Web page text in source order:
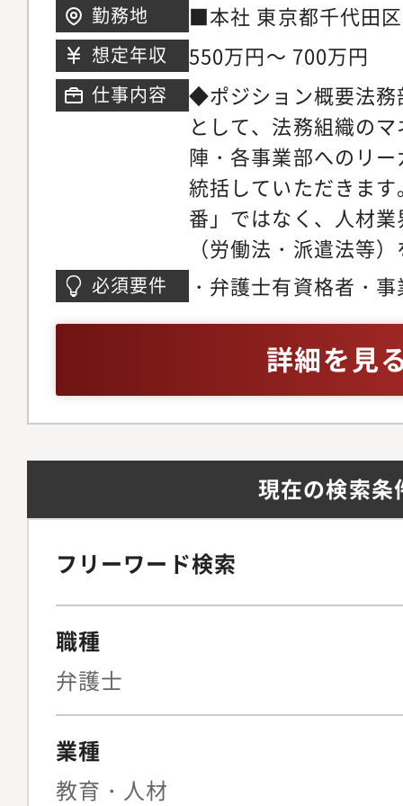
勤務地
■本社 東京都千代田
際ビル3階
想定年収 550万円～ 700万円
仕事内容
◆ポジション概要法務
として、法務組織の
陣・各事業部へのリ
統括していただきま
番」ではなく、人材
（労働法・派遣法等
事業成長とガバナン
備を見据えた組織体
法務の観点から経営
プライアンス文化を
る牽引役を担ってい
ジメント・法務戦略
ト（メンバーの育成
理）全社的なリーガ
よび中長期的な法務
の折衝・連携および
営陣に対する法的論
必須要件
・弁護士有資格者・
渉経験・日本語ビジ
中国語レベルは不問
詳細を見
現在の検索条
フリーワード検索
職種
弁護士
業種
教育・人材